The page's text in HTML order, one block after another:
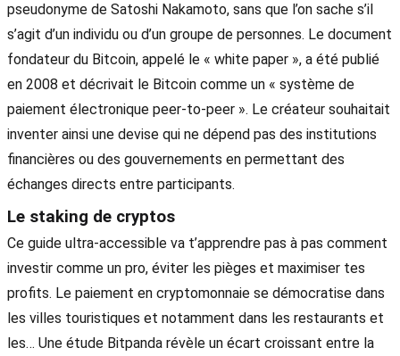
pseudonyme de Satoshi Nakamoto, sans que l’on sache s’il
s’agit d’un individu ou d’un groupe de personnes. Le document
fondateur du Bitcoin, appelé le « white paper », a été publié
en 2008 et décrivait le Bitcoin comme un « système de
paiement électronique peer-to-peer ». Le créateur souhaitait
inventer ainsi une devise qui ne dépend pas des institutions
financières ou des gouvernements en permettant des
échanges directs entre participants.
Le staking de cryptos
Ce guide ultra-accessible va t’apprendre pas à pas comment
investir comme un pro, éviter les pièges et maximiser tes
profits. Le paiement en cryptomonnaie se démocratise dans
les villes touristiques et notamment dans les restaurants et
les… Une étude Bitpanda révèle un écart croissant entre la